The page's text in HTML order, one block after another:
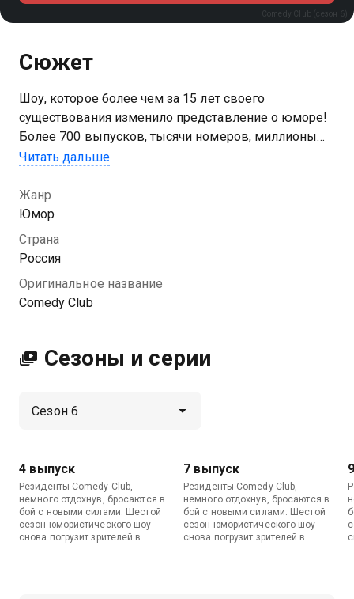
Comedy Club (сезон 6)
Сюжет
Шоу, которое более чем за 15 лет своего
существования изменило представление о юморе!
Более 700 выпусков, тысячи номеров, миллионы
шуток и зрителей по всему миру. Comedy Club — это
и топовые гости. Смотрите и смейтесь вместе с
любимыми резидентами!
Посмотреть онлайн 6 сезон сериала Comedy Club вы
качестве на МетроТВ
Читать дальше
Жанр
Юмор
Страна
Россия
Оригинальное название
Comedy Club
Сезоны и серии
4 выпуск
Резиденты Comedy Club,
немного отдохнув, бросаются в
бой с новыми силами. Шестой
сезон юмористического шоу
снова погрузит зрителей в
7 выпуск
Резиденты Comedy Club,
немного отдохнув, бросаются в
бой с новыми силами. Шестой
сезон юмористического шоу
снова погрузит зрителей в